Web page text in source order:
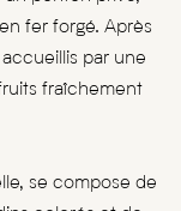
fer forgé. Après
par une
fraîchement
se compose de